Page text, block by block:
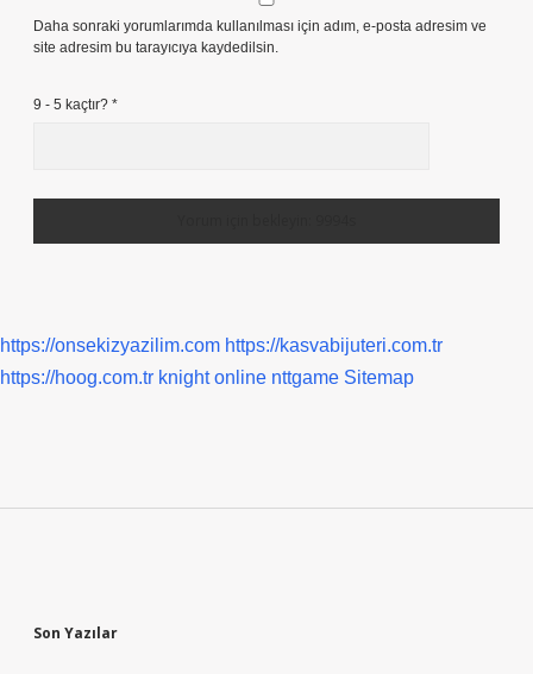
Daha sonraki yorumlarımda kullanılması için adım, e-posta adresim ve
site adresim bu tarayıcıya kaydedilsin.
9 - 5 kaçtır? *
https://onsekizyazilim.com https://kasvabijuteri.com.tr
https://hoog.com.tr knight online nttgame Sitemap
Son Yazılar